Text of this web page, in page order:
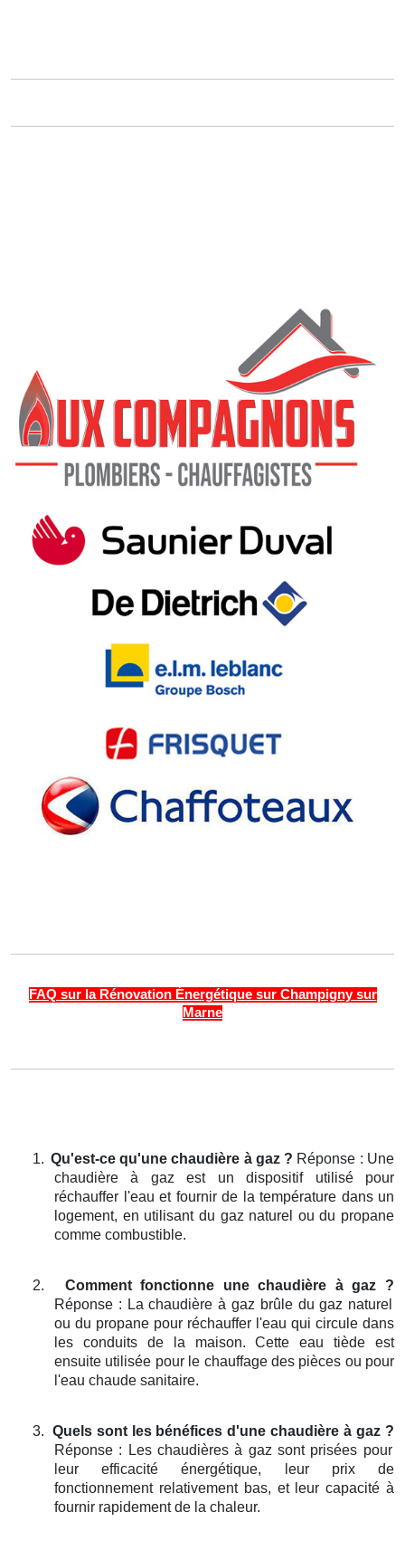
FAQ sur la Rénovation Énergétique sur Champigny sur
Marne
1. Qu'est-ce qu'une chaudière à gaz ? Réponse : Une
chaudière à gaz est un dispositif utilisé pour
réchauffer l'eau et fournir de la température dans un
logement, en utilisant du gaz naturel ou du propane
comme combustible.
2.
Comment fonctionne une chaudière à gaz ?
Réponse : La chaudière à gaz brûle du gaz naturel
ou du propane pour réchauffer l'eau qui circule dans
les conduits de la maison. Cette eau tiède est
ensuite utilisée pour le chauffage des pièces ou pour
l'eau chaude sanitaire.
3. Quels sont les bénéfices d'une chaudière à gaz ?
Réponse : Les chaudières à gaz sont prisées pour
leur efficacité énergétique, leur prix de
fonctionnement relativement bas, et leur capacité à
fournir rapidement de la chaleur.